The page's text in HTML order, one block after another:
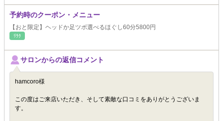
予約時のクーポン・メニュー
【おと限定】ヘッドか足ツボ選べるほぐし60分5800円
ﾘﾗｸ
サロンからの返信コメント
hamcoro様
この度はご来店いただき、そして素敵な口コミをありがとうございま
す。